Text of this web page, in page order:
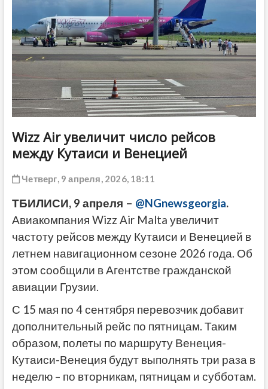
Wizz Air увеличит число рейсов
между Кутаиси и Венецией
Четверг, 9 апреля, 2026, 18:11
ТБИЛИСИ, 9 апреля – @NGnewsgeorgia.
Авиакомпания Wizz Air Malta увеличит
частоту рейсов между Кутаиси и Венецией в
летнем навигационном сезоне 2026 года. Об
этом сообщили в Агентстве гражданской
авиации Грузии.
С 15 мая по 4 сентября перевозчик добавит
дополнительный рейс по пятницам. Таким
образом, полеты по маршруту Венеция-
Кутаиси-Венеция будут выполнять три раза в
неделю – по вторникам, пятницам и субботам.